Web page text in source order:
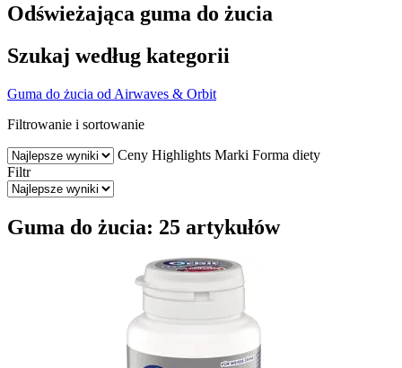
Odświeżająca guma do żucia
Szukaj według kategorii
Guma do żucia od Airwaves & Orbit
Filtrowanie i sortowanie
Ceny Highlights Marki Forma diety
Filtr
Guma do żucia: 25 artykułów